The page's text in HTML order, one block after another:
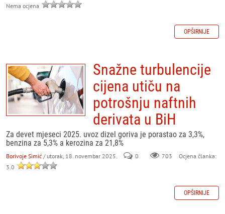
Nema ocjena
OPŠIRNIJE
Snažne turbulencije
cijena utiču na
potrošnju naftnih
derivata u BiH
Za devet mjeseci 2025. uvoz dizel goriva je porastao za 3,3%,
benzina za 5,3% a kerozina za 21,8%
Borivoje Simić / utorak, 18. novembar 2025. 0 703
Ocjena članka:
3.0
OPŠIRNIJE